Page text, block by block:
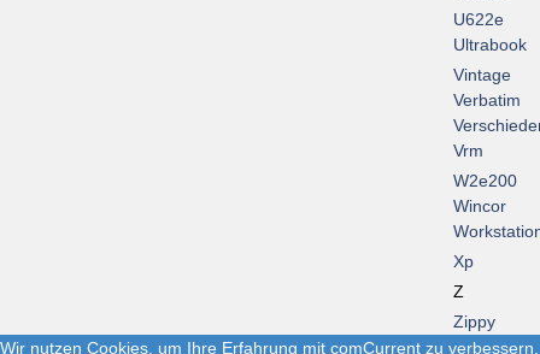
U622e
Ultrabook
Vintage
Verbatim
Vrm
W2e200
Wincor
Xp
Z
Zippy
Wir nutzen Cookies, um Ihre Erfahrung mit comCurrent zu